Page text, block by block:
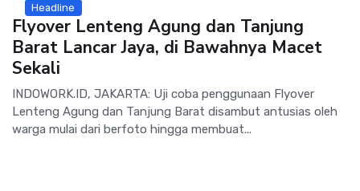
Headline
Flyover Lenteng Agung dan Tanjung
Barat Lancar Jaya, di Bawahnya Macet
Sekali
INDOWORK.ID, JAKARTA: Uji coba penggunaan Flyover
Lenteng Agung dan Tanjung Barat disambut antusias oleh
warga mulai dari berfoto hingga membuat...